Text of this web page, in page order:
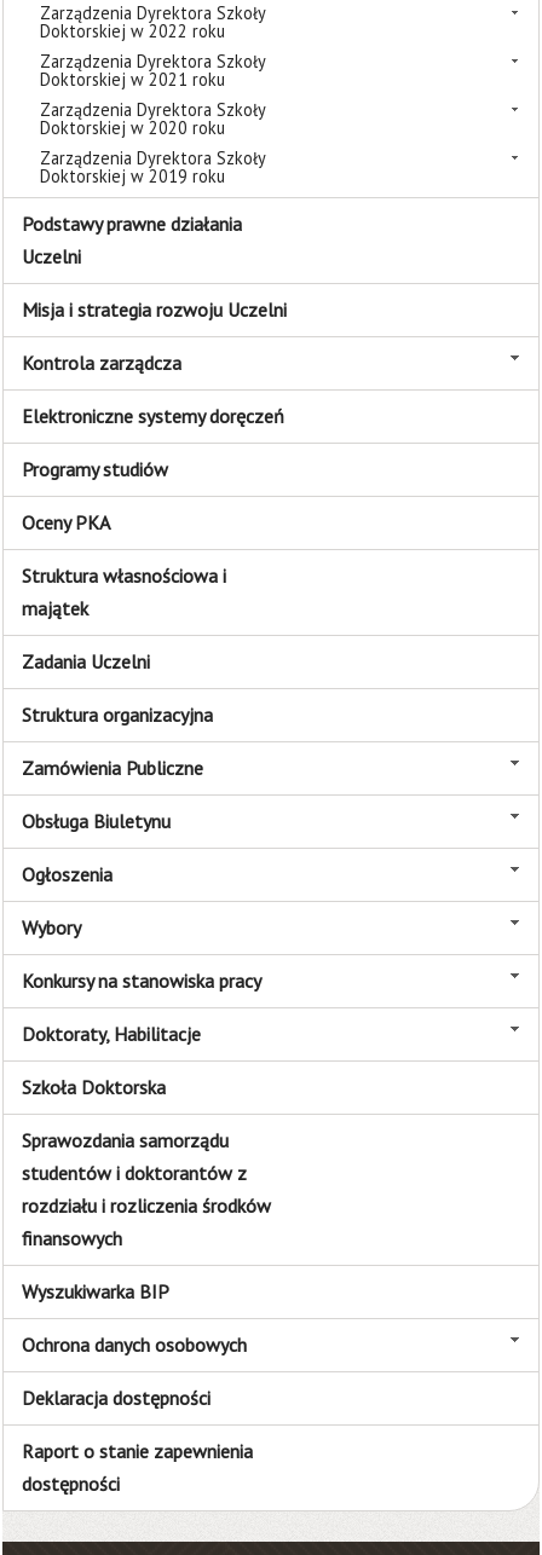
Zarządzenia Dyrektora Szkoły
Doktorskiej w 2022 roku
Zarządzenia Dyrektora Szkoły
Doktorskiej w 2021 roku
Zarządzenia Dyrektora Szkoły
Doktorskiej w 2020 roku
Zarządzenia Dyrektora Szkoły
Doktorskiej w 2019 roku
Podstawy prawne działania
Uczelni
Misja i strategia rozwoju Uczelni
Kontrola zarządcza
Elektroniczne systemy doręczeń
Programy studiów
Oceny PKA
Struktura własnościowa i
majątek
Zadania Uczelni
Struktura organizacyjna
Zamówienia Publiczne
Obsługa Biuletynu
Ogłoszenia
Wybory
Konkursy na stanowiska pracy
Doktoraty, Habilitacje
Szkoła Doktorska
Sprawozdania samorządu
studentów i doktorantów z
rozdziału i rozliczenia środków
finansowych
Wyszukiwarka BIP
Ochrona danych osobowych
Deklaracja dostępności
Raport o stanie zapewnienia
dostępności